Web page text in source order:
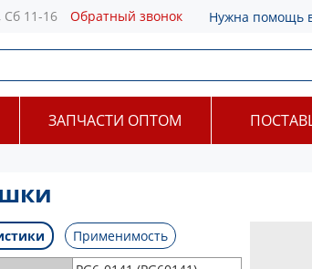
Сб 11-16 Обратный звонок Нужна помощь
ЗАПЧАСТИ ОПТОМ
Применимость